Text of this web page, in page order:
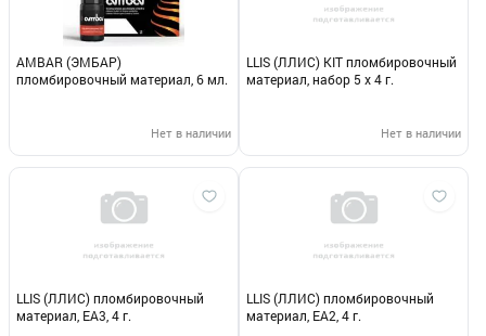
AMBAR (ЭМБАР)
пломбировочный материал, 6 мл.
Нет в наличии
LLIS (ЛЛИС) KIT пломбировочный
материал, набор 5 х 4 г.
Нет в наличии
LLIS (ЛЛИС) пломбировочный
материал, EA3, 4 г.
LLIS (ЛЛИС) пломбировочный
материал, EA2, 4 г.